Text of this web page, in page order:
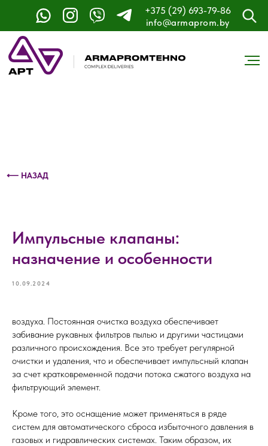
+375 (29) 693-79-86
info@armaprom.by
Контактный телефон: +375 (29) 693-79-86
⟵ НАЗАД
Импульсные клапаны:
назначение и особенности
10.09.2024
воздуха. Постоянная очистка воздуха обеспечивает
забивание рукавных фильтров пылью и другими частицами
различного происхождения. Все это требует регулярной
очистки и удаления, что и обеспечивает импульсный клапан
за счет кратковременной подачи потока сжатого воздуха на
фильтрующий элемент.
Кроме того, это оснащение может применяться в ряде
систем для автоматического сброса избыточного давления в
газовых и гидравлических системах. Таким образом, их